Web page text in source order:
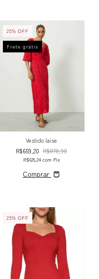
25% OFF
Frete grátis
Vestido laise
R$659,20 R$878,90
R$626,24 com Pix
Comprar
25% OFF